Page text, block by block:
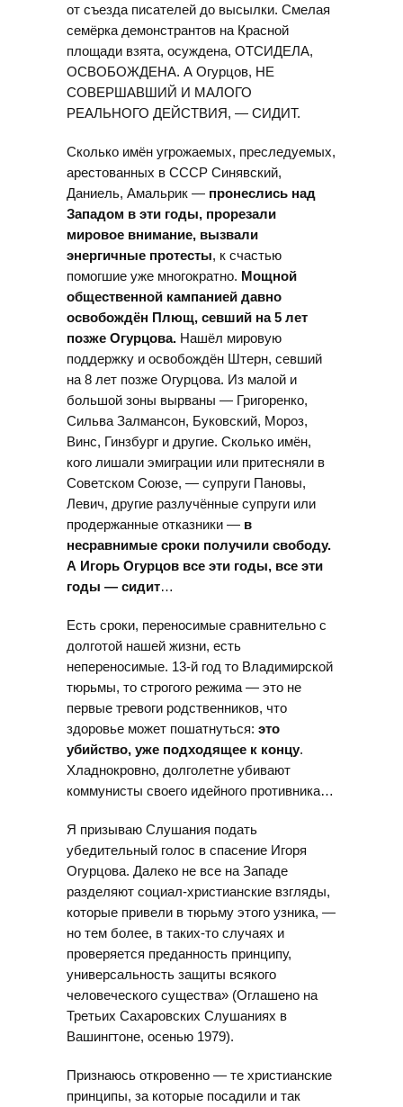
от съезда писателей до высылки. Смелая
семёрка демонстрантов на Красной
площади взята, осуждена, ОТСИДЕЛА,
ОСВОБОЖДЕНА. А Огурцов, НЕ
СОВЕРШАВШИЙ И МАЛОГО
РЕАЛЬНОГО ДЕЙСТВИЯ, — СИДИТ.
Сколько имён угрожаемых, преследуемых,
арестованных в СССР Синявский,
Даниель, Амальрик — пронеслись над
Западом в эти годы, прорезали
мировое внимание, вызвали
энергичные протесты, к счастью
помогшие уже многократно. Мощной
общественной кампанией давно
освобождён Плющ, севший на 5 лет
позже Огурцова. Нашёл мировую
поддержку и освобождён Штерн, севший
на 8 лет позже Огурцова. Из малой и
большой зоны вырваны — Григоренко,
Сильва Залмансон, Буковский, Мороз,
Винс, Гинзбург и другие. Сколько имён,
кого лишали эмиграции или притесняли в
Советском Союзе, — супруги Пановы,
Левич, другие разлучённые супруги или
продержанные отказники — в
несравнимые сроки получили свободу.
А Игорь Огурцов все эти годы, все эти
годы — сидит…
Есть сроки, переносимые сравнительно с
долготой нашей жизни, есть
непереносимые. 13-й год то Владимирской
тюрьмы, то строгого режима — это не
первые тревоги родственников, что
здоровье может пошатнуться: это
убийство, уже подходящее к концу.
Хладнокровно, долголетне убивают
коммунисты своего идейного противника…
Я призываю Слушания подать
убедительный голос в спасение Игоря
Огурцова. Далеко не все на Западе
разделяют социал-христианские взгляды,
которые привели в тюрьму этого узника, —
но тем более, в таких-то случаях и
проверяется преданность принципу,
универсальность защиты всякого
человеческого существа» (Оглашено на
Третьих Сахаровских Слушаниях в
Вашингтоне, осенью 1979).
Признаюсь откровенно — те христианские
принципы, за которые посадили и так